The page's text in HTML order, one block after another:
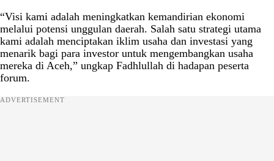
“Visi kami adalah meningkatkan kemandirian ekonomi
melalui potensi unggulan daerah. Salah satu strategi utama
kami adalah menciptakan iklim usaha dan investasi yang
menarik bagi para investor untuk mengembangkan usaha
mereka di Aceh,” ungkap Fadhlullah di hadapan peserta
forum.
ADVERTISEMENT